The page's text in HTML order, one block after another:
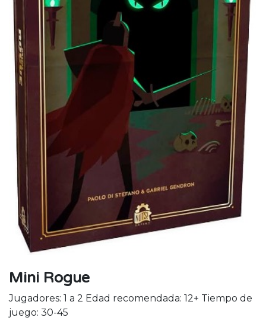
Mini Rogue
Jugadores: 1 a 2 Edad recomendada: 12+ Tiempo de
juego: 30-45